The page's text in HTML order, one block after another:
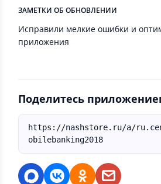
ЗАМЕТКИ ОБ ОБНОВЛЕНИИ
Исправили мелкие ошибки и
приложения
Поделитесь
https://nashstore.ru/a/
obilebanking2018